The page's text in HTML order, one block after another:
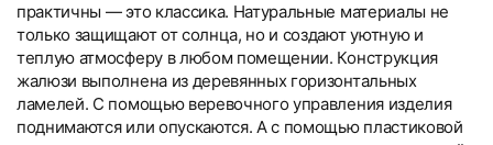
практичны — это классика. Натуральные материалы не
только защищают от солнца, но и создают уютную и
теплую атмосферу в любом помещении. Конструкция
жалюзи выполнена из деревянных горизонтальных
ламелей. С помощью веревочного управления изделия
поднимаются или опускаются. А с помощью пластиковой